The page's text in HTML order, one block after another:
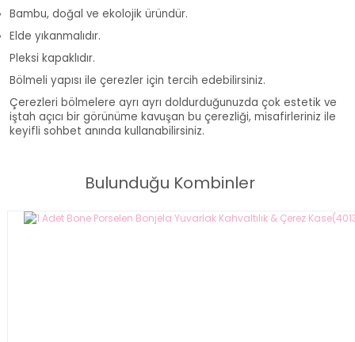
Bambu, doğal ve ekolojik üründür.
Elde yıkanmalıdır.
Pleksi kapaklıdır.
Bölmeli yapısı ile çerezler için tercih edebilirsiniz.
Çerezleri bölmelere ayrı ayrı doldurduğunuzda çok estetik ve
iştah açıcı bir görünüme kavuşan bu çerezliği, misafirleriniz ile
keyifli sohbet anında kullanabilirsiniz.
Bulunduğu Kombinler